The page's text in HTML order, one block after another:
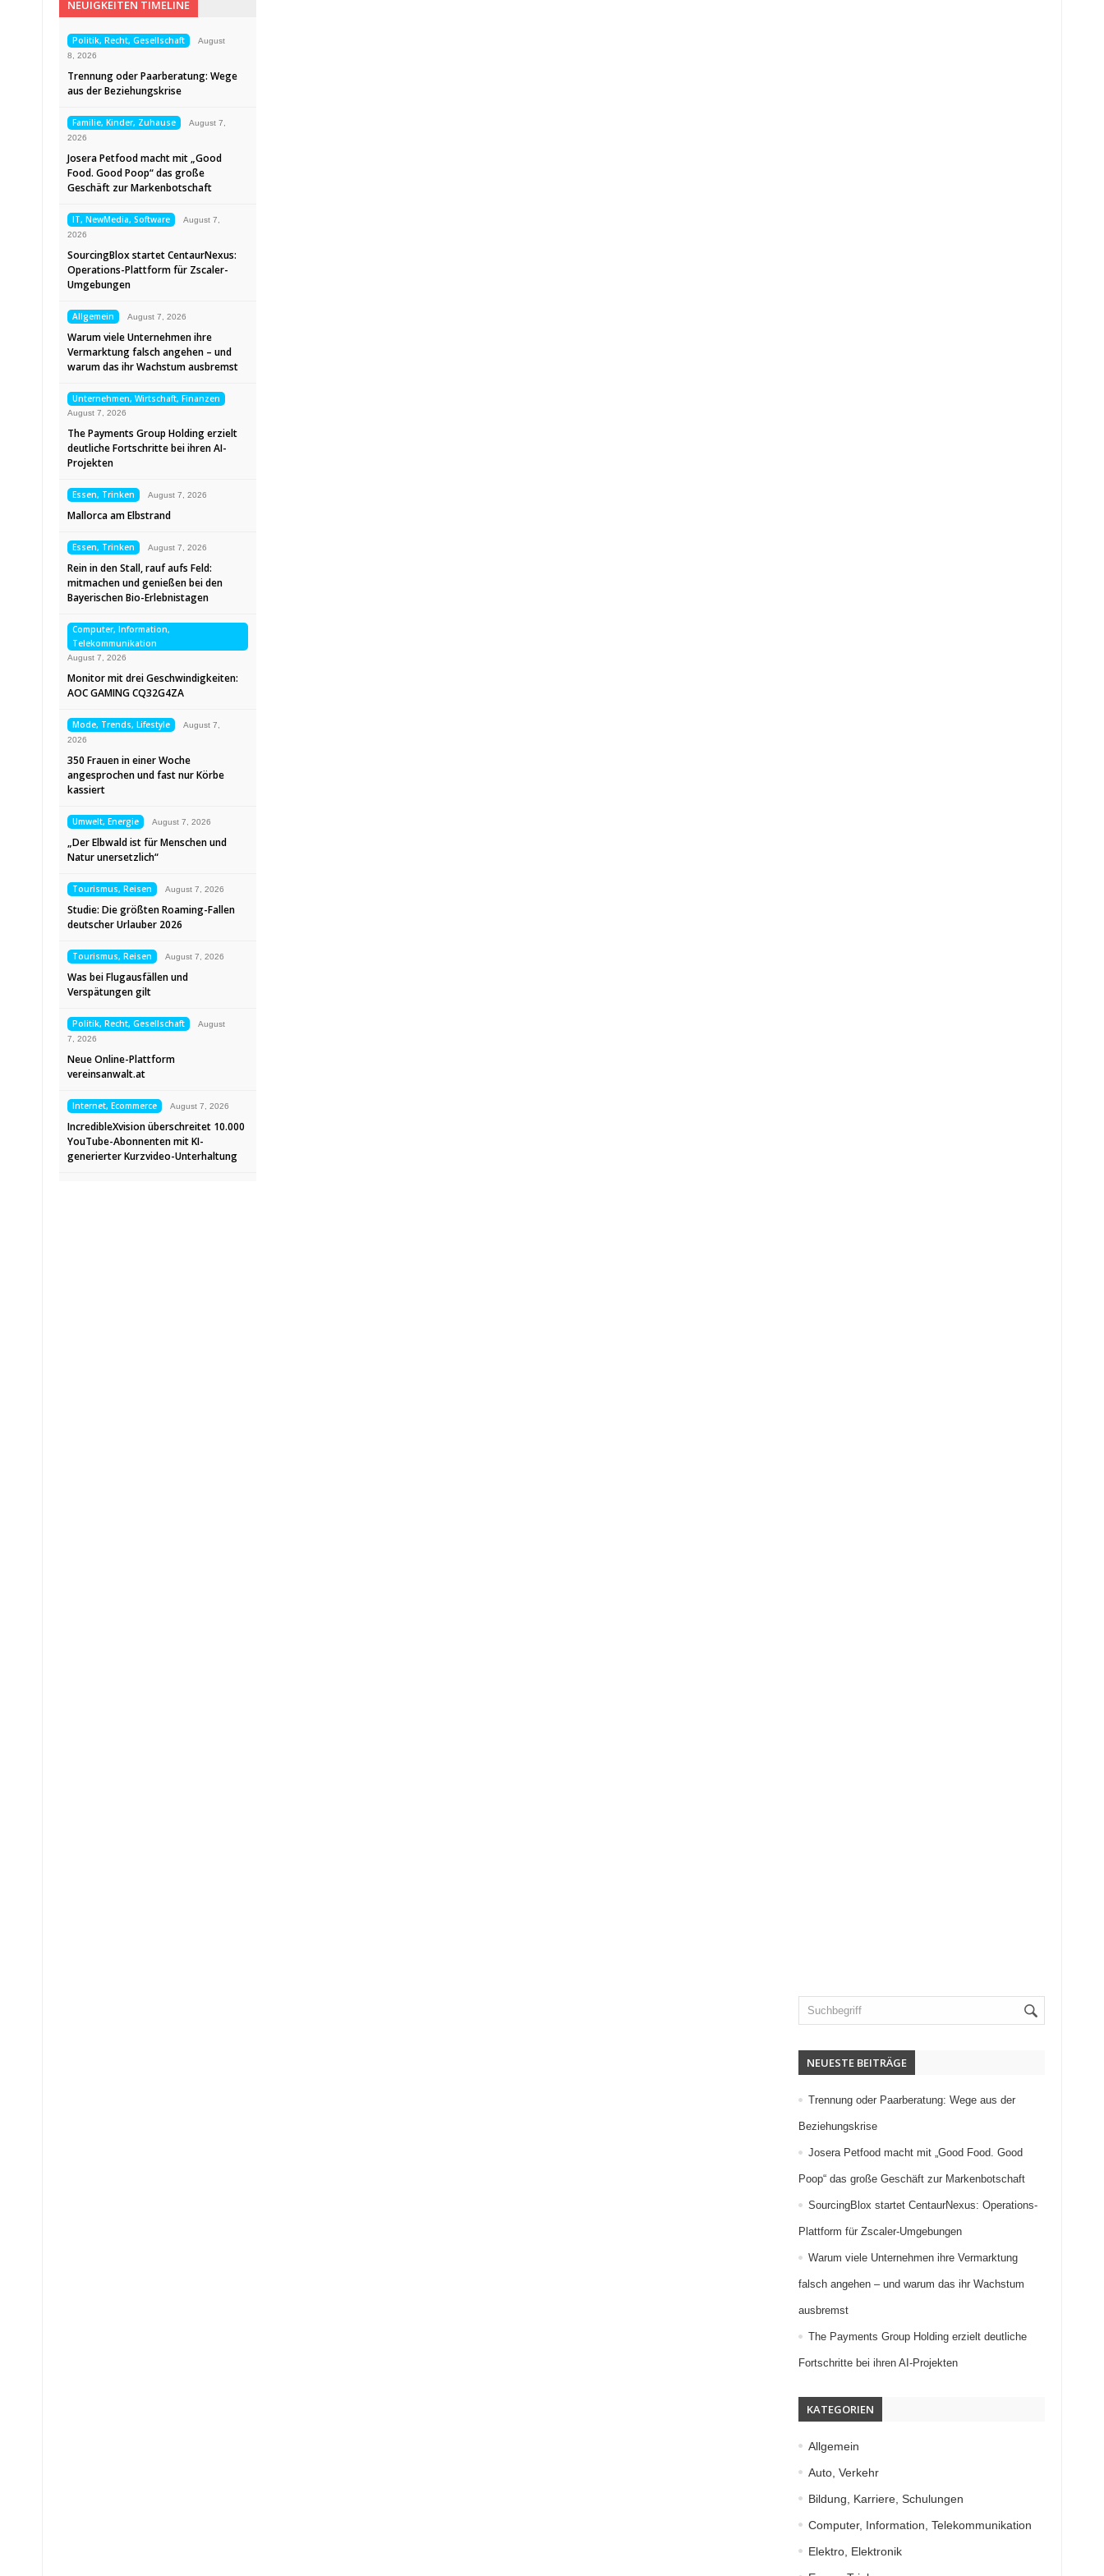
NEUIGKEITEN TIMELINE
Politik, Recht, Gesellschaft
August
8, 2026
Trennung oder Paarberatung: Wege
aus der Beziehungskrise
Familie, Kinder, Zuhause
August 7,
2026
Josera Petfood macht mit „Good
Food. Good Poop“ das große
Geschäft zur Markenbotschaft
IT, NewMedia, Software
August 7,
2026
SourcingBlox startet CentaurNexus:
Operations-Plattform für Zscaler-
Umgebungen
Allgemein August 7, 2026
Warum viele Unternehmen ihre
Vermarktung falsch angehen – und
warum das ihr Wachstum ausbremst
Unternehmen, Wirtschaft, Finanzen
August 7, 2026
The Payments Group Holding erzielt
deutliche Fortschritte bei ihren AI-
Projekten
Essen, Trinken August 7, 2026
Mallorca am Elbstrand
Essen, Trinken August 7, 2026
Rein in den Stall, rauf aufs Feld:
mitmachen und genießen bei den
Bayerischen Bio-Erlebnistagen
Computer, Information,
Telekommunikation
August 7, 2026
Monitor mit drei Geschwindigkeiten:
AOC GAMING CQ32G4ZA
Mode, Trends, Lifestyle
August 7,
2026
350 Frauen in einer Woche
angesprochen und fast nur Körbe
kassiert
Umwelt, Energie August 7, 2026
„Der Elbwald ist für Menschen und
Natur unersetzlich“
Tourismus, Reisen August 7, 2026
Studie: Die größten Roaming-Fallen
deutscher Urlauber 2026
Tourismus, Reisen August 7, 2026
Was bei Flugausfällen und
Verspätungen gilt
Politik, Recht, Gesellschaft
August
7, 2026
Neue Online-Plattform
vereinsanwalt.at
Internet, Ecommerce August 7, 2026
IncredibleXvision überschreitet 10.000
YouTube-Abonnenten mit KI-
generierter Kurzvideo-Unterhaltung
NEUESTE BEITRÄGE
Trennung oder Paarberatung: Wege aus der
Beziehungskrise
Josera Petfood macht mit „Good Food. Good
Poop“ das große Geschäft zur Markenbotschaft
SourcingBlox startet CentaurNexus: Operations-
Plattform für Zscaler-Umgebungen
Warum viele Unternehmen ihre Vermarktung
falsch angehen – und warum das ihr Wachstum
ausbremst
The Payments Group Holding erzielt deutliche
Fortschritte bei ihren AI-Projekten
KATEGORIEN
Allgemein
Auto, Verkehr
Bildung, Karriere, Schulungen
Computer, Information, Telekommunikation
Elektro, Elektronik